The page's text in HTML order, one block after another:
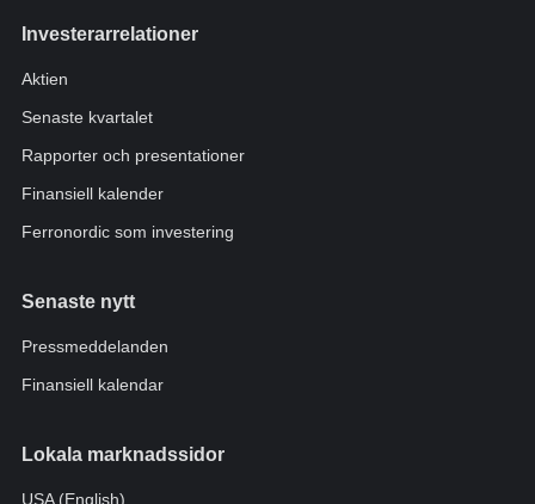
Investerarrelationer
Aktien
Senaste kvartalet
Rapporter och presentationer
Finansiell kalender
Ferronordic som investering
Senaste nytt
Pressmeddelanden
Finansiell kalendar
Lokala marknadssidor
USA (English)